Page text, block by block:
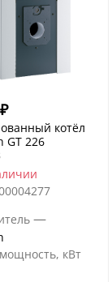
₽
котёл
GT 226
—
кВт